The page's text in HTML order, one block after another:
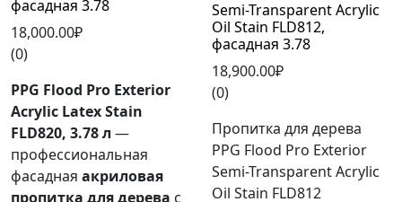
фасадная 3.78
18,000.00₽
(0)
PPG Flood Pro Exterior
Acrylic Latex Stain
FLD820, 3.78 л —
профессиональная
фасадная акриловая
пропитка для дерева с
Semi-Transparent Acrylic
Oil Stain FLD812,
фасадная 3.78
18,900.00₽
(0)
Пропитка для дерева
PPG Flood Pro Exterior
Semi-Transparent Acrylic
Oil Stain FLD812